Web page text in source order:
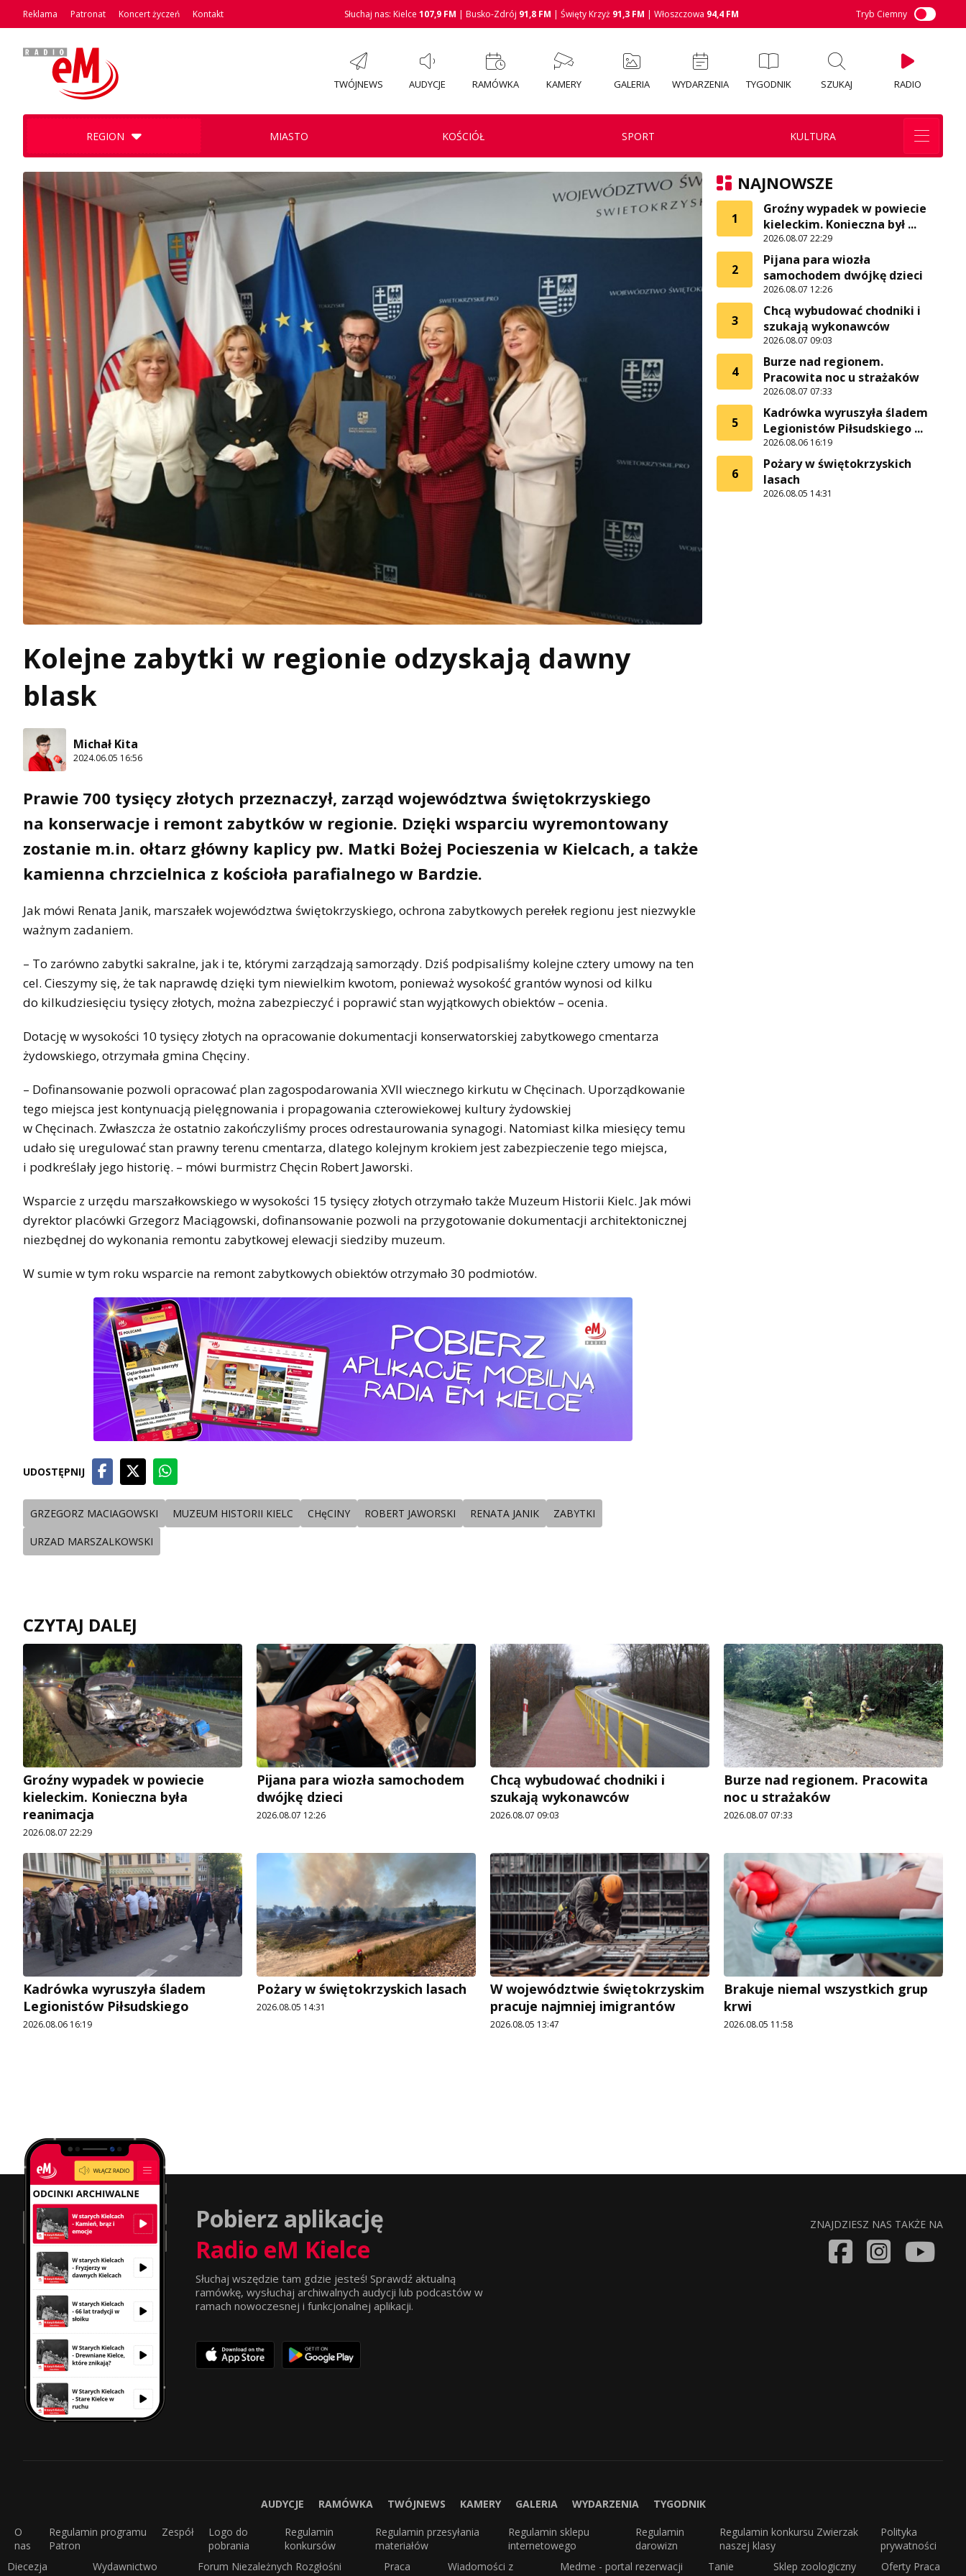
Reklama Patronat Koncert życzeń Kontakt Słuchaj nas: Kielce 107,9 FM | Busko-Zdrój 91,8 FM | Święty Krzyż 91,3 FM | Włoszczowa 94,4 FM Tryb Ciemny
TWÓJNEWS AUDYCJE RAMÓWKA KAMERY GALERIA WYDARZENIA TYGODNIK SZUKAJ RADIO
REGION MIASTO KOŚCIÓŁ SPORT KULTURA
Kolejne zabytki w regionie odzyskają dawny
blask
Michał Kita
2024.06.05 16:56
Prawie 700 tysięcy złotych przeznaczył, zarząd województwa świętokrzyskiego
na konserwacje i remont zabytków w regionie. Dzięki wsparciu wyremontowany
zostanie m.in. ołtarz główny kaplicy pw. Matki Bożej Pocieszenia w Kielcach, a także
kamienna chrzcielnica z kościoła parafialnego w Bardzie.
Jak mówi Renata Janik, marszałek województwa świętokrzyskiego, ochrona zabytkowych perełek regionu jest niezwykle
ważnym zadaniem.
– To zarówno zabytki sakralne, jak i te, którymi zarządzają samorządy. Dziś podpisaliśmy kolejne cztery umowy na ten
cel. Cieszymy się, że tak naprawdę dzięki tym niewielkim kwotom, ponieważ wysokość grantów wynosi od kilku
do kilkudziesięciu tysięcy złotych, można zabezpieczyć i poprawić stan wyjątkowych obiektów – ocenia.
Dotację w wysokości 10 tysięcy złotych na opracowanie dokumentacji konserwatorskiej zabytkowego cmentarza
żydowskiego, otrzymała gmina Chęciny.
– Dofinansowanie pozwoli opracować plan zagospodarowania XVII wiecznego kirkutu w Chęcinach. Uporządkowanie
tego miejsca jest kontynuacją pielęgnowania i propagowania czterowiekowej kultury żydowskiej
w Chęcinach. Zwłaszcza że ostatnio zakończyliśmy proces odrestaurowania synagogi. Natomiast kilka miesięcy temu
udało się uregulować stan prawny terenu cmentarza, dlatego kolejnym krokiem jest zabezpieczenie tego miejsca,
i podkreślały jego historię. – mówi burmistrz Chęcin Robert Jaworski.
Wsparcie z urzędu marszałkowskiego w wysokości 15 tysięcy złotych otrzymało także Muzeum Historii Kielc. Jak mówi
dyrektor placówki Grzegorz Maciągowski, dofinansowanie pozwoli na przygotowanie dokumentacji architektonicznej
niezbędnej do wykonania remontu zabytkowej elewacji siedziby muzeum.
W sumie w tym roku wsparcie na remont zabytkowych obiektów otrzymało 30 podmiotów.
UDOSTĘPNIJ
GRZEGORZ MACIAGOWSKI MUZEUM HISTORII KIELC CHęCINY ROBERT JAWORSKI RENATA JANIK ZABYTKI
URZAD MARSZALKOWSKI
NAJNOWSZE
1
Groźny wypadek w powiecie
kieleckim. Konieczna był ...
2026.08.07 22:29
2
Pijana para wiozła
samochodem dwójkę dzieci
2026.08.07 12:26
3
Chcą wybudować chodniki i
szukają wykonawców
2026.08.07 09:03
4
Burze nad regionem.
Pracowita noc u strażaków
2026.08.07 07:33
5
Kadrówka wyruszyła śladem
Legionistów Piłsudskiego ...
2026.08.06 16:19
6
Pożary w świętokrzyskich
lasach
2026.08.05 14:31
CZYTAJ DALEJ
Groźny wypadek w powiecie
kieleckim. Konieczna była
reanimacja
2026.08.07 22:29
Pijana para wiozła samochodem
dwójkę dzieci
2026.08.07 12:26
Chcą wybudować chodniki i
szukają wykonawców
2026.08.07 09:03
Burze nad regionem. Pracowita
noc u strażaków
2026.08.07 07:33
Kadrówka wyruszyła śladem
Legionistów Piłsudskiego
2026.08.06 16:19
Pożary w świętokrzyskich lasach
2026.08.05 14:31
W województwie świętokrzyskim
pracuje najmniej imigrantów
2026.08.05 13:47
Brakuje niemal wszystkich grup
krwi
2026.08.05 11:58
Pobierz aplikację
Radio eM Kielce
Słuchaj wszędzie tam gdzie jesteś! Sprawdź aktualną
ramówkę, wysłuchaj archiwalnych audycji lub podcastów w
ramach nowoczesnej i funkcjonalnej aplikacji.
ZNAJDZIESZ NAS TAKŻE NA
AUDYCJE RAMÓWKA TWÓJNEWS KAMERY GALERIA WYDARZENIA TYGODNIK
O
nas
Regulamin programu
Patron
Zespół
Logo do
pobrania
Regulamin
konkursów
Regulamin przesyłania
materiałów
Regulamin sklepu
internetowego
Regulamin
darowizn
Regulamin konkursu Zwierzak
naszej klasy
Polityka
prywatności
Diecezja
Wydawnictwo
Forum Niezależnych Rozgłośni
Praca
Wiadomości z
Medme - portal rezerwacji
Tanie
Sklep zoologiczny
Oferty Praca